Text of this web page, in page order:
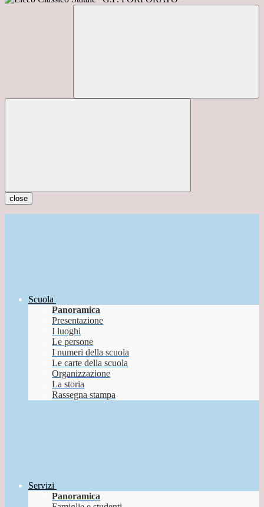
close
Scuola
Panoramica
Presentazione
I luoghi
Le persone
I numeri della scuola
Le carte della scuola
Organizzazione
La storia
Rassegna stampa
Servizi
Panoramica